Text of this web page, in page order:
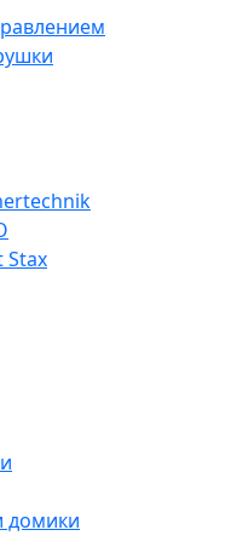
Stax
домики